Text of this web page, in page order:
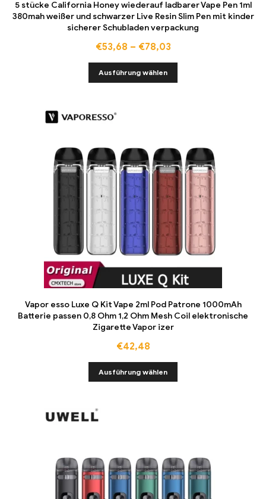
5 stücke California Honey wiederauf ladbarer Vape Pen 1ml
380mah weißer und schwarzer Live Resin Slim Pen mit kinder
sicherer Schubladen verpackung
€53,68 – €78,03
Ausführung wählen
Vapor esso Luxe Q Kit Vape 2ml Pod Patrone 1000mAh
Batterie passen 0,8 Ohm 1,2 Ohm Mesh Coil elektronische
Zigarette Vapor izer
€42,48
Ausführung wählen